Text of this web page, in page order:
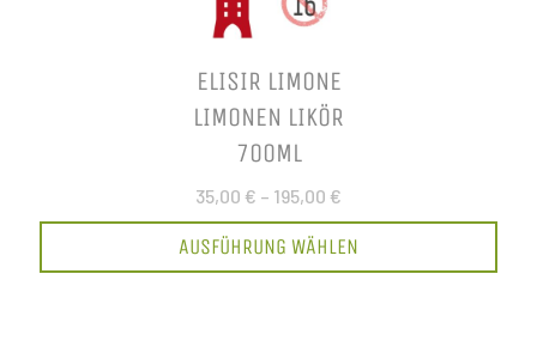
ELISIR LIMONE
LIMONEN LIKÖR
700ML
35,00 € – 195,00 €
AUSFÜHRUNG WÄHLEN